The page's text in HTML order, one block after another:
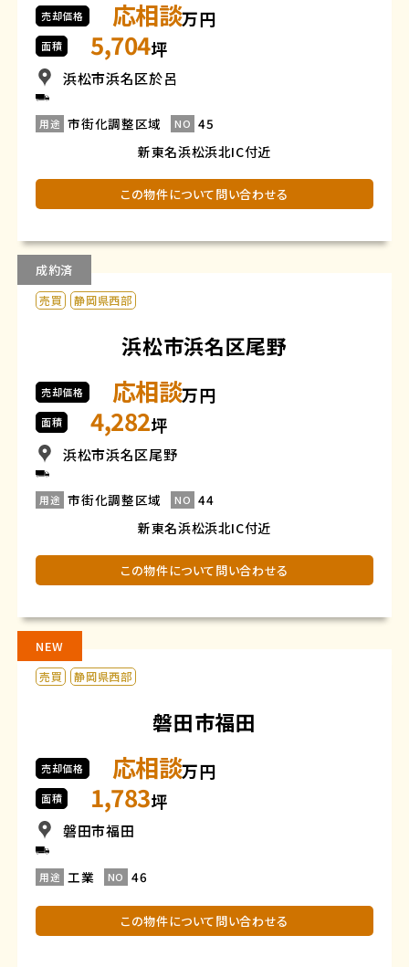
売却価格 応相談万円
面積 5,704坪
浜松市浜名区於呂
用途 市街化調整区域 NO 45
新東名浜松浜北IC付近
この物件について問い合わせる
成約済
売買 静岡県西部
浜松市浜名区尾野
売却価格 応相談万円
面積 4,282坪
浜松市浜名区尾野
用途 市街化調整区域 NO 44
新東名浜松浜北IC付近
この物件について問い合わせる
NEW
売買 静岡県西部
磐田市福田
売却価格 応相談万円
面積 1,783坪
磐田市福田
用途 工業 NO 46
この物件について問い合わせる